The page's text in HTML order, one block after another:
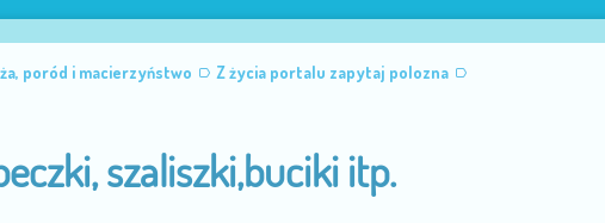
poród i macierzyństwo
Z życia portalu zapytaj polozna
szaliszki,buciki itp.